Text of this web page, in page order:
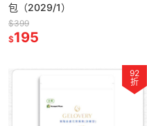
包（2029/1）
$399
$195
92
折